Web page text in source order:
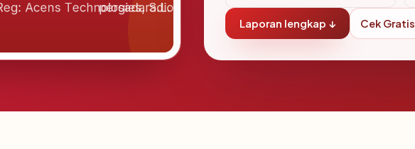
Laporan lengkap ↓ Cek Gratis